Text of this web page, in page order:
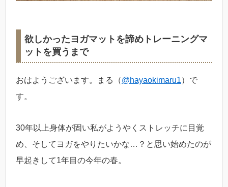
欲しかったヨガマットを諦めトレーニングマ
ットを買うまで
おはようございます。まる（@hayaokimaru1）で
す。
30年以上身体が固い私がようやくストレッチに目覚
め、そしてヨガをやりたいかな…？と思い始めたのが
早起きして1年目の今年の春。